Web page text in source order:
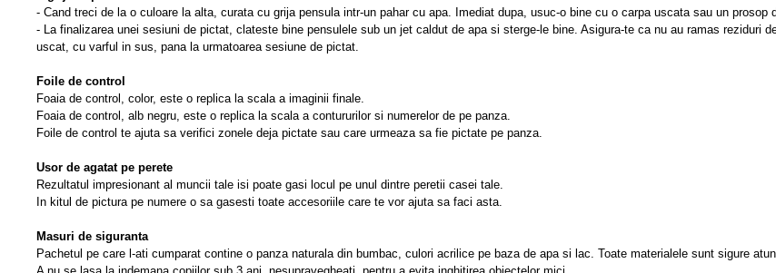
- Cand treci de la o culoare la alta, curata cu grija pensula intr-un pahar cu apa. Imediat dupa, usuc-o bine cu o carpa uscata sau un
- La finalizarea unei sesiuni de pictat, clateste bine pensulele sub un jet caldut de apa si sterge-le bine. Asigura-te ca nu au ramas reziduri
uscat, cu varful in sus, pana la urmatoarea sesiune de pictat.
Foile de control
Foaia de control, color, este o replica la scala a imaginii finale.
Foaia de control, alb negru, este o replica la scala a contururilor si numerelor de pe panza.
Foile de control te ajuta sa verifici zonele deja pictate sau care urmeaza sa fie pictate pe panza.
Usor de agatat pe perete
Rezultatul impresionant al muncii tale isi poate gasi locul pe unul dintre peretii casei tale.
In kitul de pictura pe numere o sa gasesti toate accesoriile care te vor ajuta sa faci asta.
Masuri de siguranta
Pachetul pe care l-ati cumparat contine o panza naturala din bumbac, culori acrilice pe baza de apa si lac. Toate materialele sunt sigure